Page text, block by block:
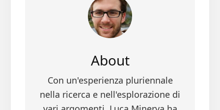
About
Con un'esperienza pluriennale
nella ricerca e nell'esplorazione di